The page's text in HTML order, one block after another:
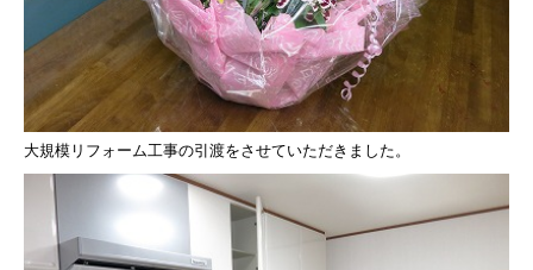
大規模リフォーム工事の引渡をさせていただきました。